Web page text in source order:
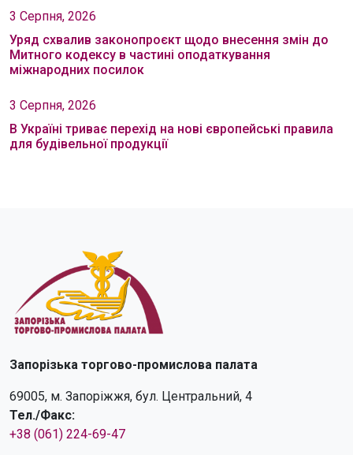
3 Серпня, 2026
Уряд схвалив законопроєкт щодо внесення змін до
Митного кодексу в частині оподаткування
міжнародних посилок
3 Серпня, 2026
В Україні триває перехід на нові європейські правила
для будівельної продукції
Запорізька торгово-промислова палата
69005, м. Запоріжжя, бул. Центральний, 4
Тел./Факс:
+38 (061) 224-69-47